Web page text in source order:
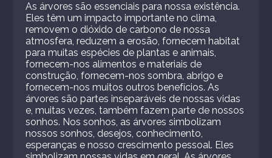
As árvores são essenciais para nossa existência.
Eles têm um impacto importante no clima,
removem o dióxido de carbono de nossa
atmosfera, reduzem a erosão, fornecem habitat
para muitas espécies de plantas e animais,
fornecem-nos alimentos e materiais de
construção, fornecem-nos sombra, abrigo e
fornecem-nos muitos outros benefícios. As
árvores são partes inseparáveis ​​de nossas vidas
e, muitas vezes, também fazem parte de nossos
sonhos. Nos sonhos, as árvores simbolizam
nossos sonhos, desejos, conhecimento,
esperanças e nosso crescimento pessoal. Eles